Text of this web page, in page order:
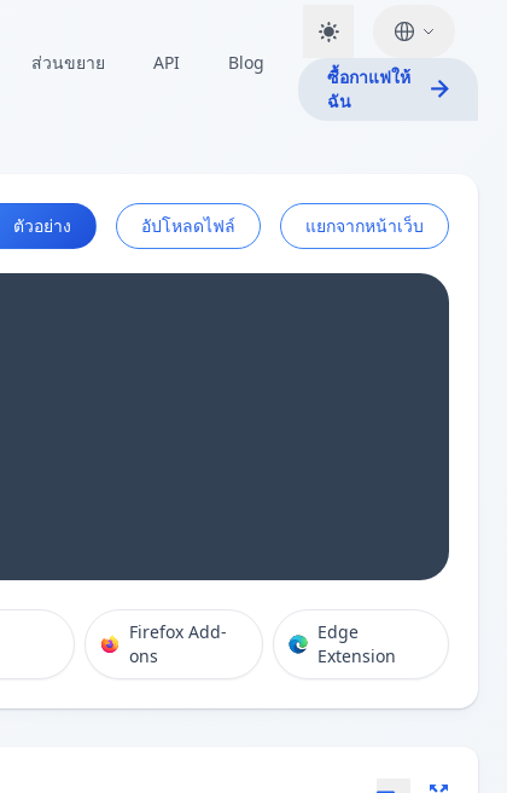
ส่วนขยาย API Blog
ซื้อกาแฟให้
ฉัน
ตัวอย่าง อัปโหลดไฟล์ แยกจากหน้าเว็บ
Firefox Add-
ons
Edge
Extension